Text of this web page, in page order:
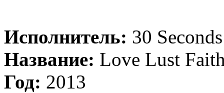
Исполнитель: 30
Название: Love Lust
Год: 2013